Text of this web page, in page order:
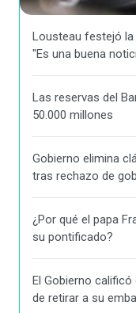
Lousteau festejó la
"Es una buena
Las reservas del
50.000 millones
Gobierno elimina
tras rechazo de
¿Por qué el papa
su pontificado?
El Gobierno calificó
de retirar a su